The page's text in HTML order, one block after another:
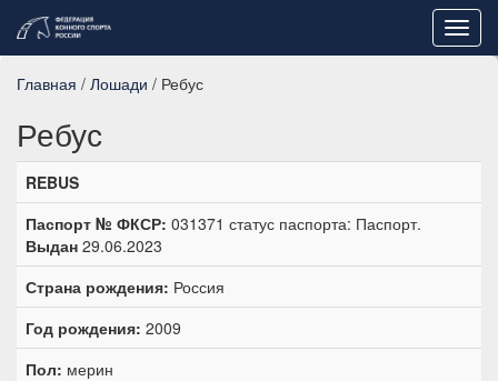
Главная / Лошади / Ребус
Ребус
REBUS
Паспорт № ФКСР: 031371 статус паспорта: Паспорт.
Выдан 29.06.2023
Страна рождения: Россия
Год рождения: 2009
Пол: мерин